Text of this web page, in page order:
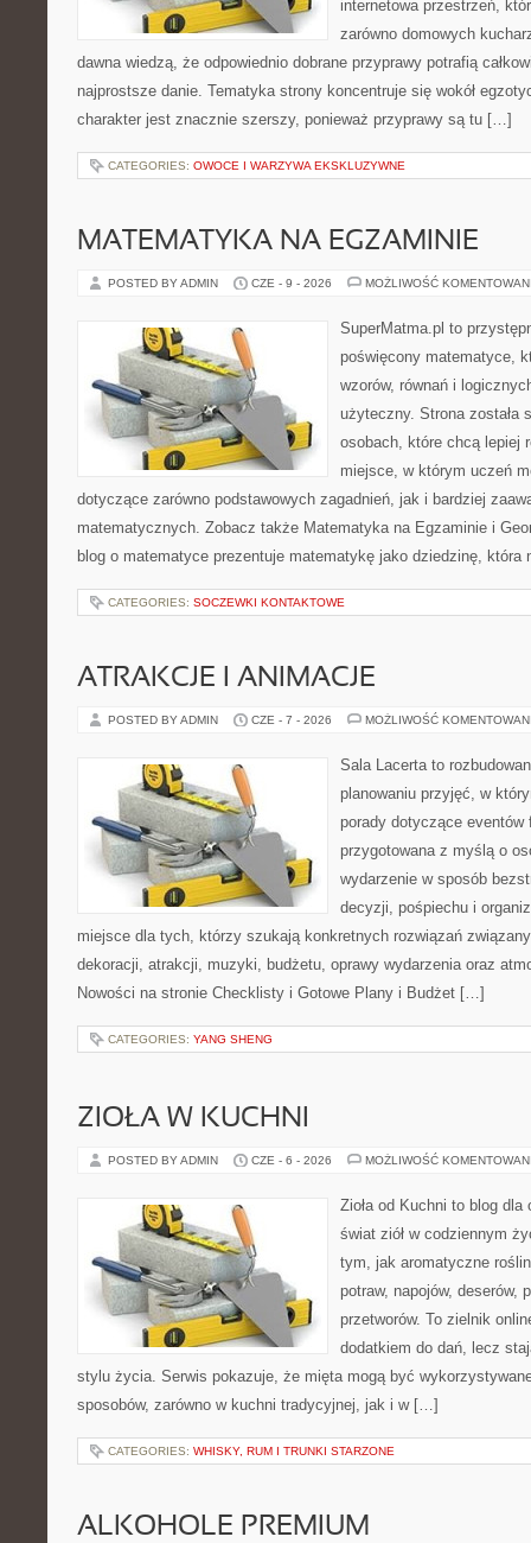
internetowa przestrzeń,
zarówno domowych
dawna wiedzą, że odpowiednio dobrane przyprawy potrafią
najprostsze danie. Tematyka strony koncentruje się wokół
charakter jest znacznie szerszy, ponieważ przyprawy są tu […]
CATEGORIES: OWOCE I WARZYWA EKSKLUZYWNE
MATEMATYKA NA EGZAMINIE
POSTED BY ADMIN CZE - 9 - 2026 MOŻLIWOŚĆ
SuperMatma.pl to
poświęcony matematyce,
wzorów, równań i
użyteczny. Strona została
osobach, które chcą lepiej
miejsce, w którym uczeń
dotyczące zarówno podstawowych zagadnień, jak i bardziej
matematycznych. Zobacz także Matematyka na Egzaminie i
blog o matematyce prezentuje matematykę jako dziedzinę,
CATEGORIES: SOCZEWKI KONTAKTOWE
ATRAKCJE I ANIMACJE
POSTED BY ADMIN CZE - 7 - 2026 MOŻLIWOŚĆ
Sala Lacerta to
planowaniu przyjęć, w
porady dotyczące eventów
przygotowana z myślą o
wydarzenie w sposób
decyzji, pośpiechu i
miejsce dla tych, którzy szukają konkretnych rozwiązań
dekoracji, atrakcji, muzyki, budżetu, oprawy wydarzenia oraz
Nowości na stronie Checklisty i Gotowe Plany i Budżet […]
CATEGORIES: YANG SHENG
ZIOŁA W KUCHNI
POSTED BY ADMIN CZE - 6 - 2026 MOŻLIWOŚĆ
Zioła od Kuchni to blog
świat ziół w codziennym
tym, jak aromatyczne
potraw, napojów, deserów,
przetworów. To zielnik
dodatkiem do dań, lecz
stylu życia. Serwis pokazuje, że mięta mogą być
sposobów, zarówno w kuchni tradycyjnej, jak i w […]
CATEGORIES: WHISKY, RUM I TRUNKI STARZONE
ALKOHOLE PREMIUM